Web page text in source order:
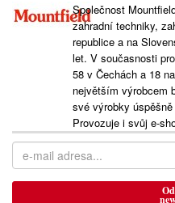
Společnost
zahradní techniky,
republice a na
let. V současnosti
58 v Čechách a 18
největším výrobcem
své výrobky
Provozuje i svůj e-